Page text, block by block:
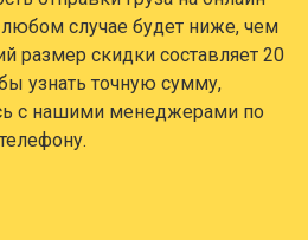
любом случае будет ниже, чем
размер скидки составляет 20
узнать точную сумму,
с нашими менеджерами по
телефону.